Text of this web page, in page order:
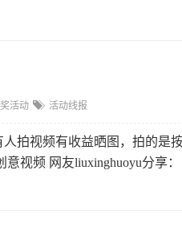
活动 活动线报
拍视频有收益晒图，拍的是
视频 网友liuxinghuoyu分享